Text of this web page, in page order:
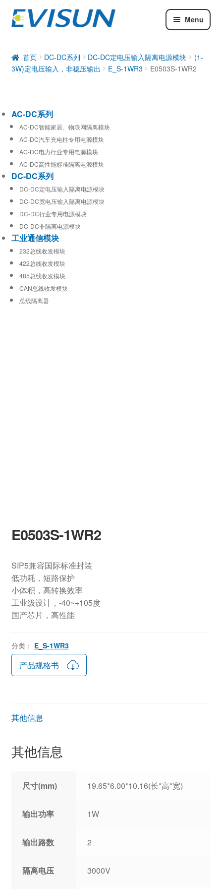
Menu
DC-DC系列
工业通信模块
首页 DC-DC系列 DC-DC定电压输入隔离电源模块
(1-
3W)定电压输入，非稳压输出
E_S-1WR3 E0503S-1WR2
E0503S-1WR2
SIP5兼容国际标准封装
低功耗，短路保护
小体积，高转换效率
工业级设计，-40~+105度
国产芯片，高性能
分类： E_S-1WR3
产品规格书
其他信息
其他信息
尺寸(mm) 19.65*6.00*10.16(长*高*宽)
输出功率 1W
输出路数 2
隔离电压 3000V
AC-DC系列
AC-DC智能家居、物联网隔离模块
AC-DC汽车充电柱专用电源模块
AC-DC电力行业专用电源模块
AC-DC高性能标准隔离电源模块
DC-DC系列
DC-DC定电压输入隔离电源模块
DC-DC宽电压输入隔离电源模块
DC-DC行业专用电源模块
DC-DC非隔离电源模块
工业通信模块
232总线收发模块
422总线收发模块
485总线收发模块
CAN总线收发模块
总线隔离器